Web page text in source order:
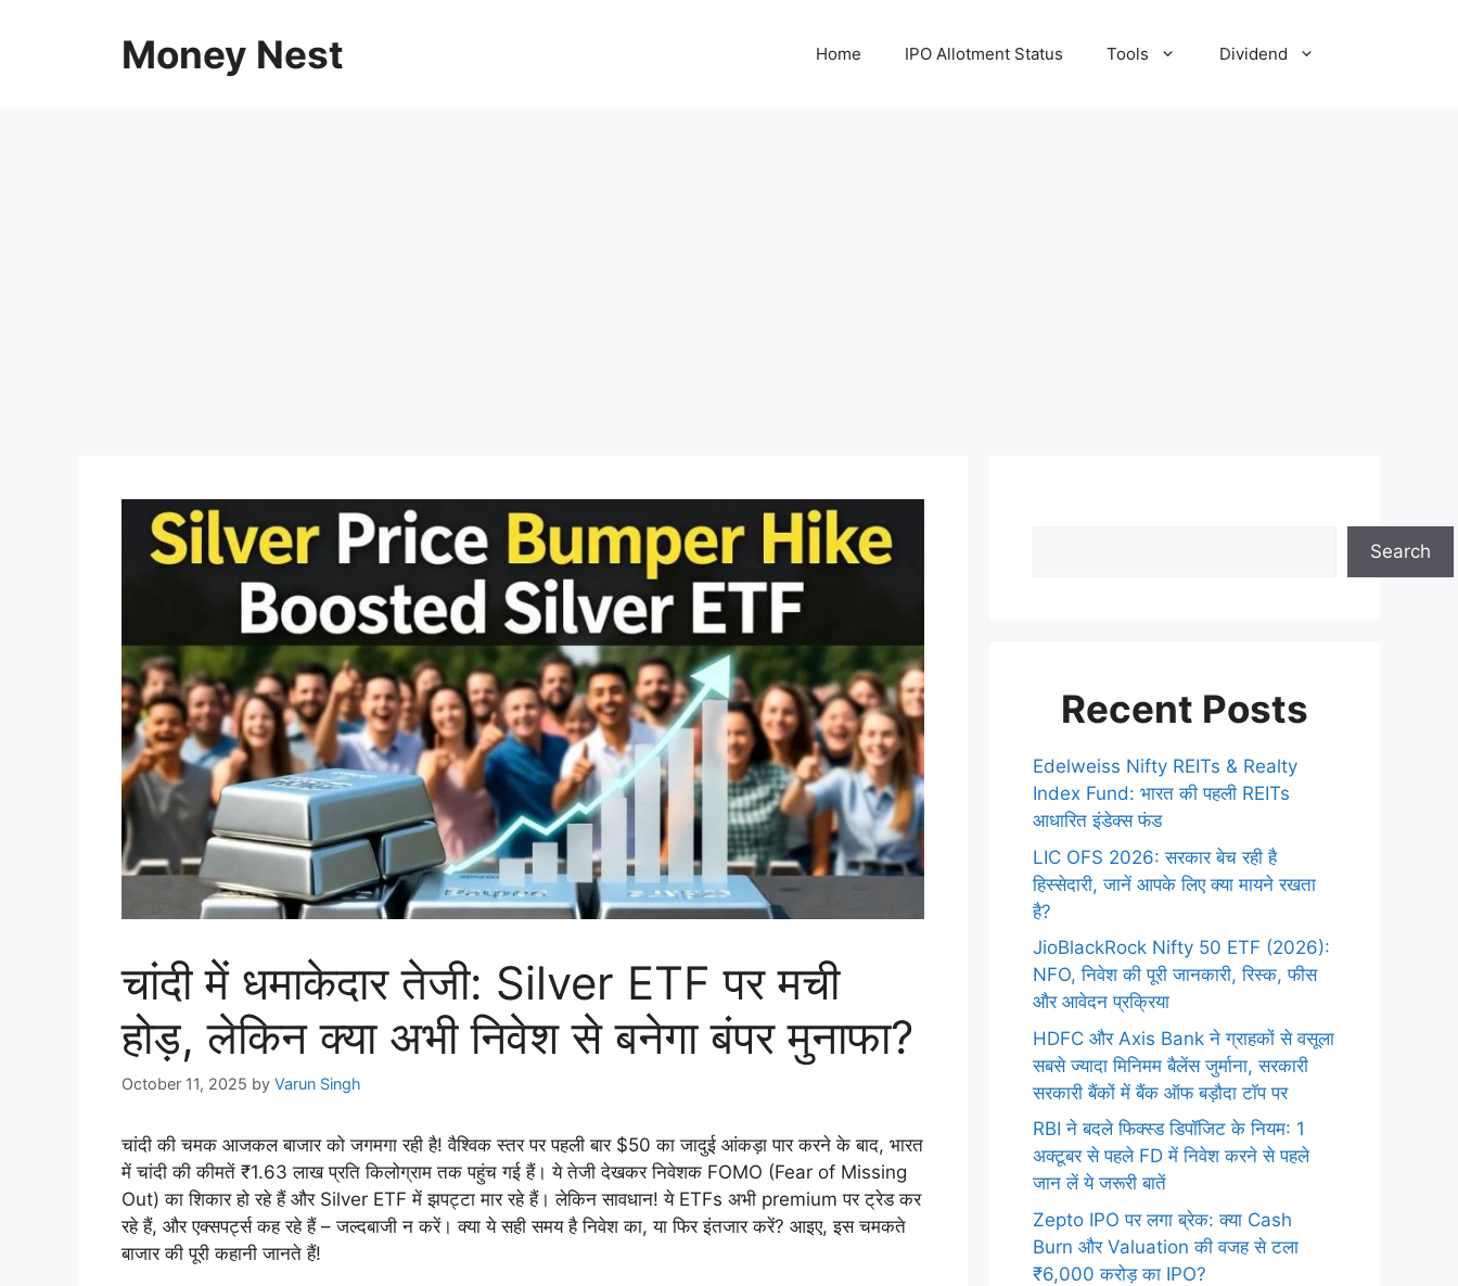
Money Nest Home IPO Allotment Status Tools Dividend
चांदी में धमाकेदार तेजी: Silver ETF पर मची
होड़, लेकिन क्या अभी निवेश से बनेगा बंपर मुनाफा?
October 11, 2025 by Varun Singh
चांदी की चमक आजकल बाजार को जगमगा रही है! वैश्विक स्तर पर पहली बार $50 का जादुई आंकड़ा पार करने के बाद, भारत
में चांदी की कीमतें ₹1.63 लाख प्रति किलोग्राम तक पहुंच गई हैं। ये तेजी देखकर निवेशक FOMO (Fear of Missing
Out) का शिकार हो रहे हैं और Silver ETF में झपट्टा मार रहे हैं। लेकिन सावधान! ये ETFs अभी premium पर ट्रेड कर
रहे हैं, और एक्सपर्ट्स कह रहे हैं – जल्दबाजी न करें। क्या ये सही समय है निवेश का, या फिर इंतजार करें? आइए, इस चमकते
बाजार की पूरी कहानी जानते हैं!
Search
Recent Posts
Edelweiss Nifty REITs & Realty
Index Fund: भारत की पहली REITs
आधारित इंडेक्स फंड
LIC OFS 2026: सरकार बेच रही है
हिस्सेदारी, जानें आपके लिए क्या मायने रखता
है?
JioBlackRock Nifty 50 ETF (2026):
NFO, निवेश की पूरी जानकारी, रिस्क, फीस
और आवेदन प्रक्रिया
HDFC और Axis Bank ने ग्राहकों से वसूला
सबसे ज्यादा मिनिमम बैलेंस जुर्माना, सरकारी
सरकारी बैंकों में बैंक ऑफ बड़ौदा टॉप पर
RBI ने बदले फिक्स्ड डिपॉजिट के नियम: 1
अक्टूबर से पहले FD में निवेश करने से पहले
जान लें ये जरूरी बातें
Zepto IPO पर लगा ब्रेक: क्या Cash
Burn और Valuation की वजह से टला
₹6,000 करोड़ का IPO?